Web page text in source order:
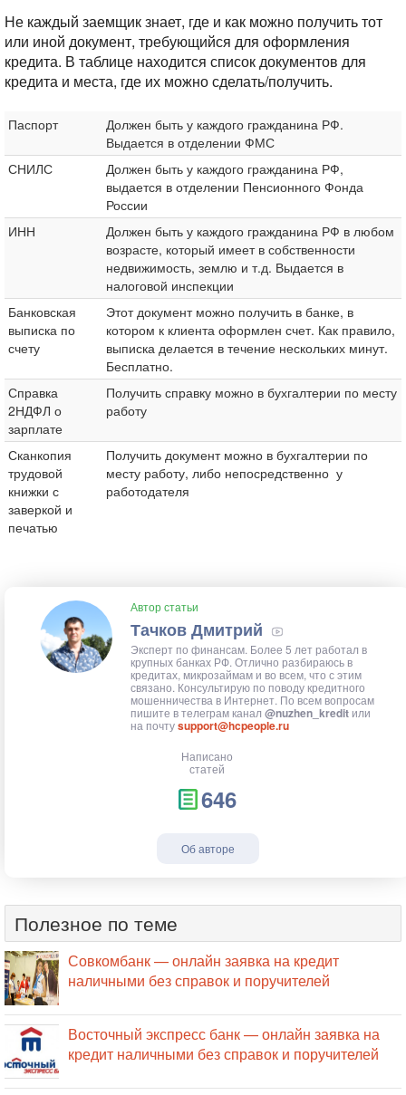
Не каждый заемщик знает, где и как можно получить тот
или иной документ, требующийся для оформления
кредита. В таблице находится список документов для
кредита и места, где их можно сделать/получить.
Паспорт
Должен быть у каждого гражданина РФ.
Выдается в отделении ФМС
СНИЛС
Должен быть у каждого гражданина РФ,
выдается в отделении Пенсионного Фонда
России
ИНН
Должен быть у каждого гражданина РФ в любом
возрасте, который имеет в собственности
недвижимость, землю и т.д. Выдается в
налоговой инспекции
Банковская
выписка по
счету
Этот документ можно получить в банке, в
котором к клиента оформлен счет. Как правило,
выписка делается в течение нескольких минут.
Бесплатно.
Справка
2НДФЛ о
зарплате
Получить справку можно в бухгалтерии по месту
работу
Сканкопия
трудовой
книжки с
заверкой и
печатью
Получить документ можно в бухгалтерии по
месту работу, либо непосредственно у
работодателя
Автор статьи
Тачков Дмитрий
Эксперт по финансам. Более 5 лет работал в
крупных банках РФ. Отлично разбираюсь в
кредитах, микрозаймам и во всем, что с этим
связано. Консультирую по поводу кредитного
мошенничества в Интернет. По всем вопросам
пишите в телеграм канал @nuzhen_kredit или
на почтуsupport@hcpeople.ru
Написано
статей
646
Об авторе
Полезное по теме
Совкомбанк — онлайн заявка на кредит
наличными без справок и поручителей
Восточный экспресс банк — онлайн заявка на
кредит наличными без справок и поручителей